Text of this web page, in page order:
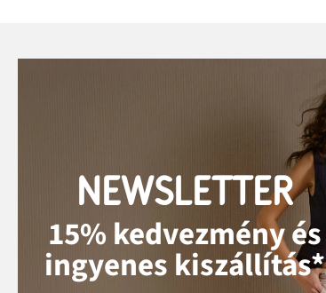
NEWSLETTER
15% kedvezmény és
ingyenes kiszállítás*